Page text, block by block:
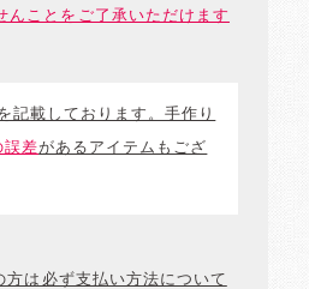
んことをご了承いただけます
記載しております。手作り
差があるアイテムもござ
は必ず支払い方法について